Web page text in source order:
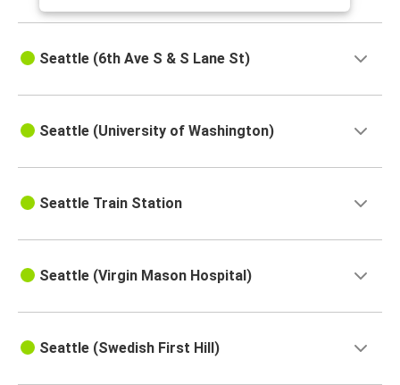
Seattle (6th Ave S & S Lane St)
Seattle (University of Washington)
Seattle Train Station
Seattle (Virgin Mason Hospital)
Seattle (Swedish First Hill)